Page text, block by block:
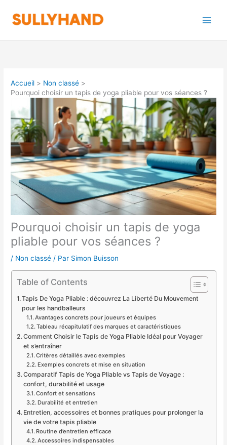
contenu
Accueil
Non classé
Pourquoi choisir un tapis de yoga pliable pour vos séances ?
Pourquoi choisir un tapis de yoga
pliable pour vos séances ?
/ Non classé / Par Simon Buisson
Table of Contents
Tapis De Yoga Pliable : découvrez La Liberté Du Mouvement
pour les handballeurs
Avantages concrets pour joueurs et équipes
Tableau récapitulatif des marques et caractéristiques
Comment Choisir le Tapis de Yoga Pliable Idéal pour Voyager
et s’entraîner
Critères détaillés avec exemples
Exemples concrets et mise en situation
Comparatif Tapis de Yoga Pliable vs Tapis de Voyage :
confort, durabilité et usage
Confort et sensations
Durabilité et entretien
Entretien, accessoires et bonnes pratiques pour prolonger la
vie de votre tapis pliable
Routine d’entretien efficace
Accessoires indispensables